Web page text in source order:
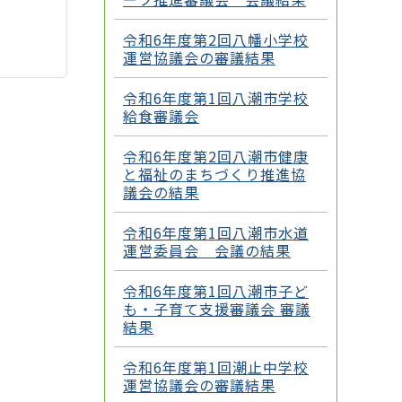
令和6年度第2回八幡小学校
運営協議会の審議結果
令和6年度第1回八潮市学校
給食審議会
令和6年度第2回八潮市健康
と福祉のまちづくり推進協
議会の結果
令和6年度第1回八潮市水道
運営委員会 会議の結果
令和6年度第1回八潮市子ど
も・子育て支援審議会 審議
結果
令和6年度第1回潮止中学校
運営協議会の審議結果